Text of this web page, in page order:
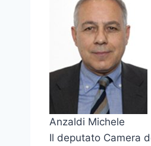
Anzaldi Michele
Il deputato Camera